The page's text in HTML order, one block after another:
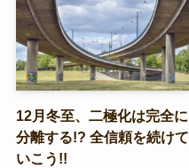
12月冬至、二極化は完全に
分離する!? 全信頼を続けて
いこう!!